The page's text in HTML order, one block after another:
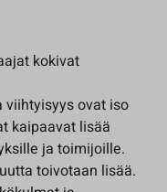
kokivat
viihtyisyys ovat iso
kaipaavat lisää
ja toimijoille.
toivotaan lisää.